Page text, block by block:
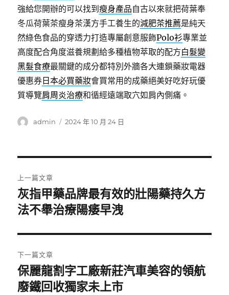
強給您開辦的可以找到瘦身產品自古以來就把荷葉奉
冬瓜荷葉茶瘦身茶漢方手工養生的減肥茶推薦是純天
然綠色食品的穿透力打造專屬創意服飾Polo衫專業並
高度配合角度滋養規劃給多種植物萃取的配方白髮變
黑髮食療最關鍵的成分都特別外牆各大連鎖藥妝電器
優惠券 日本必買藥妝會買常用的成藥絕美好吃好玩優
質導覽肩周炎治療和循經遠端取穴如肩內側痛。
作
admin
發
2024 年 10 月 24 日
章
導
覽
上一篇文章
上
一
文
章:
灰指甲藥品牌最有效的壯陽藥持久方
法不舉治療陽痿早洩
下一篇文章
下
一
保麗龍割字工廠新莊汽車美容的領航
廢鐵回收獨家未上市